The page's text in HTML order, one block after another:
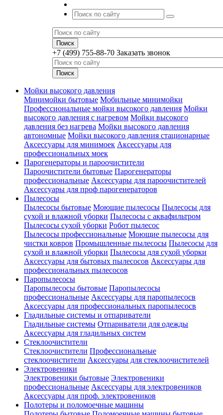
+7 (499) 755-88-70 Заказать звонок
Мойки высокого давления
Минимойки бытовые Мобильные минимойки
Профессиональные мойки высокого давления Мойки
высокого давления с нагревом Мойки высокого
давления без нагрева Мойки высокого давления
автономные Мойки высокого давления стационарные
Аксессуары для минимоек Аксессуары для
профессиональных моек
Парогенераторы и пароочистители
Пароочистители бытовые Парогенераторы
профессиональные Аксессуары для пароочистителей
Аксессуары для проф парогенераторов
Пылесосы
Пылесосы бытовые Моющие пылесосы Пылесосы для
сухой и влажной уборки Пылесосы с аквафильтром
Пылесосы сухой уборки Робот пылесос
Пылесосы профессиональные Моющие пылесосы для
чистки ковров Промышленные пылесосы Пылесосы для
сухой и влажной уборки Пылесосы для сухой уборки
Аксессуары для бытовых пылесосов Аксессуары для
профессиональных пылесосов
Паропылесосы
Паропылесосы бытовые Паропылесосы
профессиональные Аксессуары для паропылесосв
Аксессуары для профессиональных паропылесосв
Гладильные системы и отпариватели
Гладильные системы Отпариватели для одежды
Аксессуары для гладильных систем
Стеклоочистители
Стеклоочистители Профессиональные
стеклоочистители Аксессуары для стеклоочистителей
Электровеники
Электровеники бытовые Электровеники
профессиональные Аксессуары для электровеников
Аксессуары для проф. электровеников
Полотеры и поломоечные машины